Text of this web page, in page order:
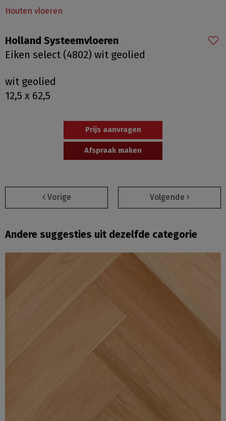
Houten vloeren
Holland Systeemvloeren
Eiken select (4802) wit geolied
wit geolied
12,5 x 62,5
Prijs aanvragen
Afspraak maken
Vorige Volgende
Andere suggesties uit dezelfde categorie